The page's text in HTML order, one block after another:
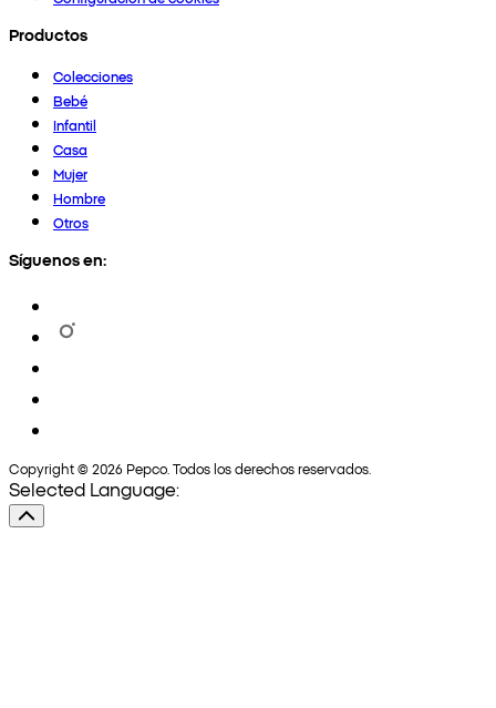
Productos
Colecciones
Bebé
Infantil
Casa
Mujer
Hombre
Otros
Síguenos en:
Copyright © 2026 Pepco. Todos los derechos reservados.
Selected Language: